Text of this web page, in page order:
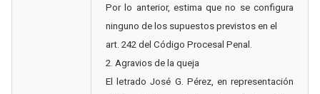
Por lo anterior, estima que no se configura
ninguno de los supuestos previstos en el
art. 242 del Código Procesal Penal.
2. Agravios de la queja
El letrado José G. Pérez, en representación